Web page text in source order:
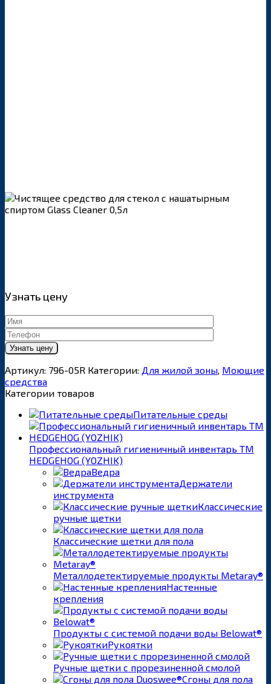
Узнать цену
Артикул: 796-05R Категории: Для жилой зоны Моющие
средства
Категории товаров
Питательные среды
Профессиональный гигиеничный инвентарь ТМ
HEDGEHOG (YOZHIK)
Ведра
Держатели
инструмента
Классические
ручные щетки
Классические щетки для пола
Металлодетектируемые продукты Metaray®
Настенные
крепления
Продукты с системой подачи воды Belowat®
Рукоятки
Ручные щетки с прорезиненной смолой
Сгоны для пола